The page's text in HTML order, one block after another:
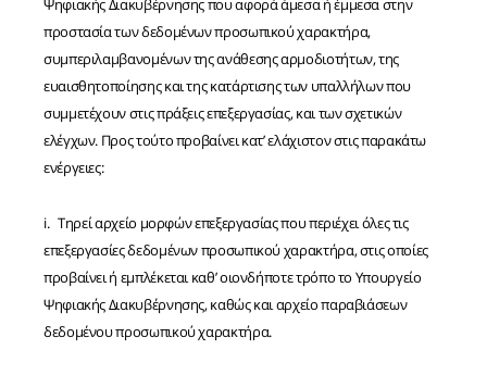
Ψηφιακής Διακυβέρνησης που αφορά άμεσα ή έμμεσα στην
προστασία των δεδομένων προσωπικού χαρακτήρα,
συμπεριλαμβανομένων της ανάθεσης αρμοδιοτήτων, της
ευαισθητοποίησης και της κατάρτισης των υπαλλήλων που
συμμετέχουν στις πράξεις επεξεργασίας, και των σχετικών
ελέγχων. Προς τούτο προβαίνει κατ’ ελάχιστον στις παρακάτω
ενέργειες:
i. Τηρεί αρχείο μορφών επεξεργασίας που περιέχει όλες τις
επεξεργασίες δεδομένων προσωπικού χαρακτήρα, στις οποίες
προβαίνει ή εμπλέκεται καθ’ οιονδήποτε τρόπο το Υπουργείο
Ψηφιακής Διακυβέρνησης, καθώς και αρχείο παραβιάσεων
δεδομένου προσωπικού χαρακτήρα.